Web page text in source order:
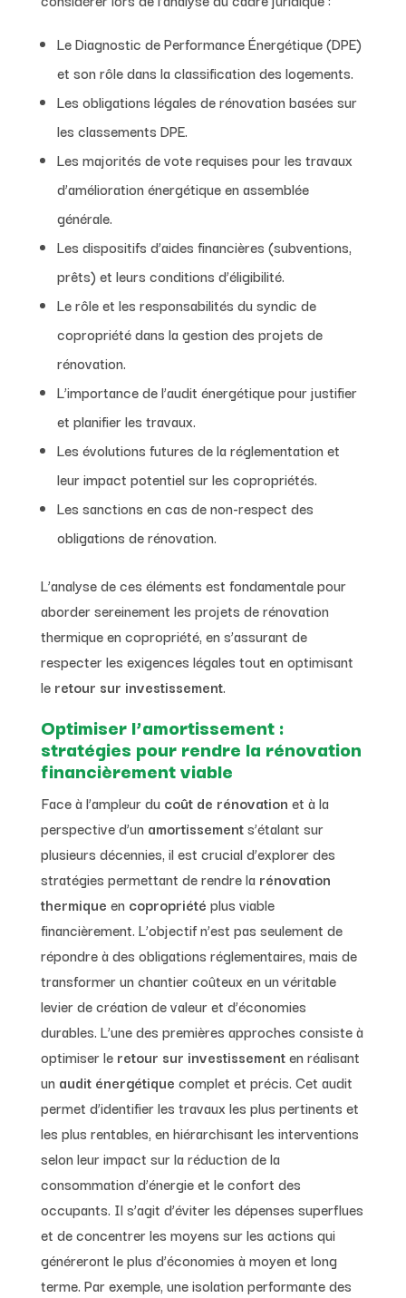
Le Diagnostic de Performance Énergétique (DPE)
et son rôle dans la classification des logements.
Les obligations légales de rénovation basées sur
les classements DPE.
Les majorités de vote requises pour les travaux
d’amélioration énergétique en assemblée
générale.
Les dispositifs d’aides financières (subventions,
prêts) et leurs conditions d’éligibilité.
Le rôle et les responsabilités du syndic de
copropriété dans la gestion des projets de
rénovation.
L’importance de l’audit énergétique pour justifier
et planifier les travaux.
Les évolutions futures de la réglementation et
leur impact potentiel sur les copropriétés.
Les sanctions en cas de non-respect des
obligations de rénovation.
L’analyse de ces éléments est fondamentale pour
aborder sereinement les projets de rénovation
thermique en copropriété, en s’assurant de
respecter les exigences légales tout en optimisant
leretour sur investissement.
Optimiser l’amortissement :
stratégies pour rendre la rénovation
financièrement viable
Face à l’ampleur du coût de rénovation et à la
perspective d’un amortissements’étalant sur
plusieurs décennies, il est crucial d’explorer des
stratégies permettant de rendre la rénovation
thermique en copropriété plus viable
financièrement. L’objectif n’est pas seulement de
répondre à des obligations réglementaires, mais de
transformer un chantier coûteux en un véritable
levier de création de valeur et d’économies
durables. L’une des premières approches consiste à
optimiser leretour sur investissementen réalisant
un audit énergétique complet et précis. Cet audit
permet d’identifier les travaux les plus pertinents et
les plus rentables, en hiérarchisant les interventions
selon leur impact sur la réduction de la
consommation d’énergie et le confort des
occupants. Il s’agit d’éviter les dépenses superflues
et de concentrer les moyens sur les actions qui
généreront le plus d’économies à moyen et long
terme. Par exemple, une isolation performante des